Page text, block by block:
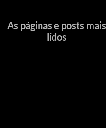
As páginas e posts mais
lidos